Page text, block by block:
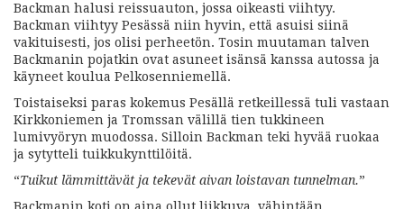
Backman halusi reissuauton, jossa oikeasti viihtyy.
Backman viihtyy Pesässä niin hyvin, että asuisi siinä
vakituisesti, jos olisi perheetön. Tosin muutaman talven
Backmanin pojatkin ovat asuneet isänsä kanssa autossa ja
käyneet koulua Pelkosenniemellä.
Toistaiseksi paras kokemus Pesällä retkeillessä tuli vastaan
Kirkkoniemen ja Tromssan välillä tien tukkineen
lumivyöryn muodossa. Silloin Backman teki hyvää ruokaa
ja sytytteli tuikkukynttilöitä.
“Tuikut lämmittävät ja tekevät aivan loistavan tunnelman.”